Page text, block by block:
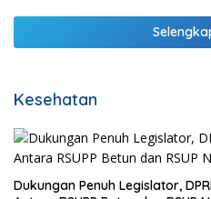
Kesehatan
Dukungan Penuh Legislator,